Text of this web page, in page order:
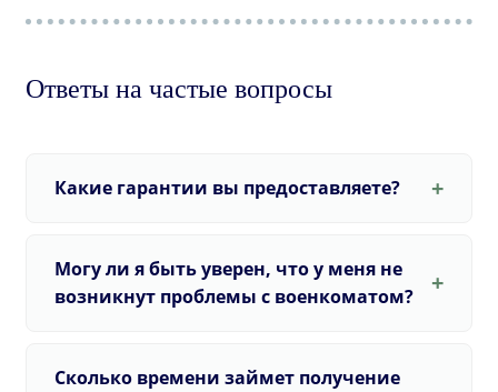
Ответы на частые вопросы
Какие гарантии вы предоставляете?
Могу ли я быть уверен, что у меня не
возникнут проблемы с военкоматом?
Сколько времени займет получение